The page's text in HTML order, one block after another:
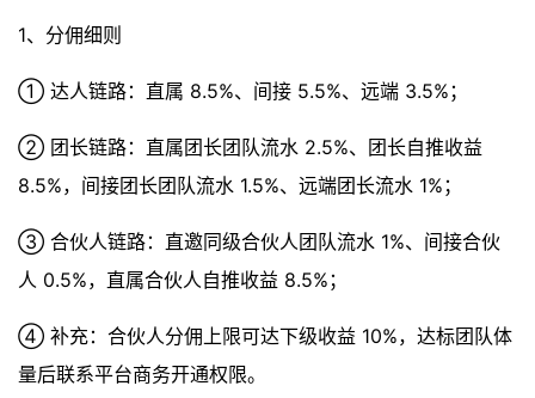
1、分佣细则
① 达人链路：直属 8.5%、间接 5.5%、远端 3.5%；
② 团长链路：直属团长团队流水 2.5%、团长自推收益
8.5%，间接团长团队流水 1.5%、远端团长流水 1%；
③ 合伙人链路：直邀同级合伙人团队流水 1%、间接合伙
人 0.5%，直属合伙人自推收益 8.5%；
④ 补充：合伙人分佣上限可达下级收益 10%，达标团队体
量后联系平台商务开通权限。